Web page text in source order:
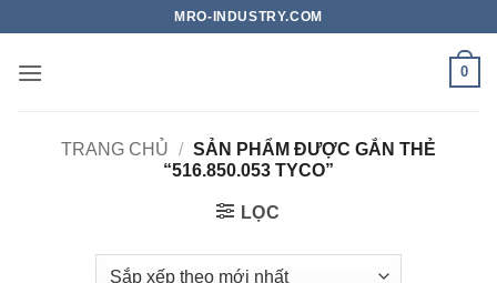
nội
MRO-INDUSTRY.COM
0
TRANG CHỦ / SẢN PHẨM ĐƯỢC GẮN THẺ
“516.850.053 TYCO”
LỌC